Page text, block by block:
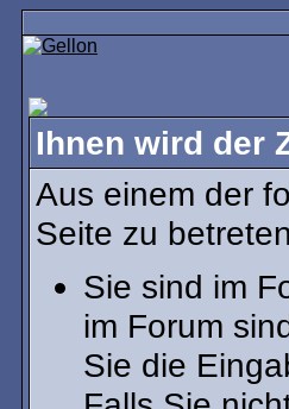
Ihnen wird der
Aus einem der
Seite zu
Sie sind im
im Forum
Sie die